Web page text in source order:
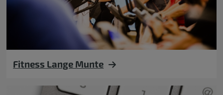
Fitness Lange Munte